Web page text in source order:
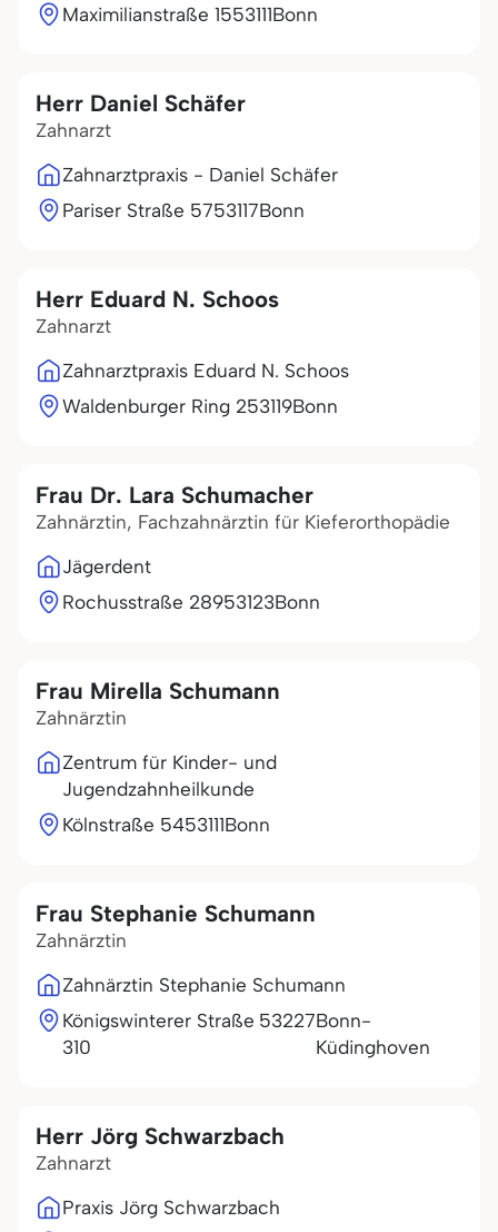
Maximilianstraße 1553111Bonn
Herr Daniel Schäfer
Zahnarzt
Zahnarztpraxis - Daniel Schäfer
Pariser Straße 5753117Bonn
Herr Eduard N. Schoos
Zahnarzt
Zahnarztpraxis Eduard N. Schoos
Waldenburger Ring 253119Bonn
Frau Dr. Lara Schumacher
Zahnärztin, Fachzahnärztin für Kieferorthopädie
Jägerdent
Rochusstraße 28953123Bonn
Frau Mirella Schumann
Zahnärztin
Zentrum für Kinder- und
Jugendzahnheilkunde
Kölnstraße 5453111Bonn
Frau Stephanie Schumann
Zahnärztin
Zahnärztin Stephanie Schumann
Königswinterer Straße
310
53227Bonn-
Küdinghoven
Herr Jörg Schwarzbach
Zahnarzt
Praxis Jörg Schwarzbach